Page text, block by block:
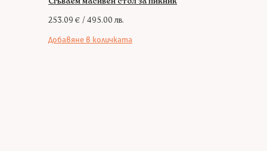
253.09 € / 495.00 лв.
Добавяне в количката